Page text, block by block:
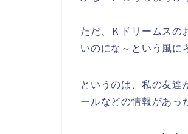
ただ、Ｋドリームスの
いのにな～という風に
というのは、私の友達
ールなどの情報があっ